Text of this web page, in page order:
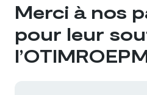
Merci à nos
pour leur